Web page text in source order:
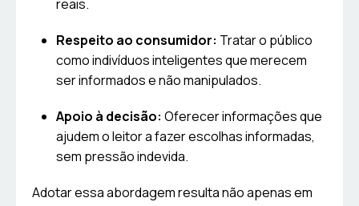
reais.
Respeito ao consumidor: Tratar o público
como indivíduos inteligentes que merecem
ser informados e não manipulados.
Apoio à decisão: Oferecer informações que
ajudem o leitor a fazer escolhas informadas,
sem pressão indevida.
Adotar essa abordagem resulta não apenas em